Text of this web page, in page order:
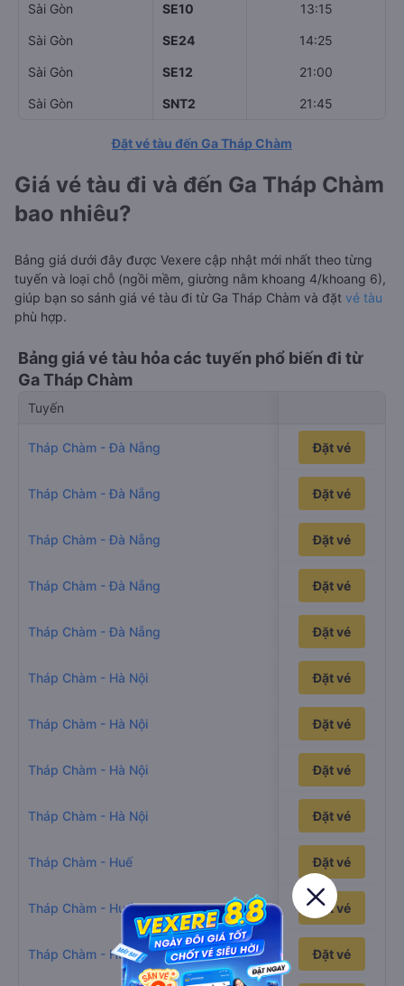
Sài Gòn SE10 13:15
Sài Gòn SE24 14:25
Sài Gòn SE12 21:00
Sài Gòn SNT2 21:45
Đặt vé tàu đến Ga Tháp Chàm
Giá vé tàu đi và đến Ga Tháp Chàm
bao nhiêu?
Bảng giá dưới đây được Vexere cập nhật mới nhất theo từng
tuyến và loại chỗ (ngồi mềm, giường nằm khoang 4/khoang 6),
giúp bạn so sánh giá vé tàu đi từ Ga Tháp Chàm và đặt vé tàu
phù hợp.
Bảng giá vé tàu hỏa các tuyến phổ biến đi từ
Ga Tháp Chàm
Tuyến
Tháp Chàm - Đà Nẵng 12h52p
Đặt vé
Tháp Chàm - Đà Nẵng 11h11p
Đặt vé
Tháp Chàm - Đà Nẵng 13h8pĐặt vé
Tháp Chàm - Đà Nẵng 13h18p
Đặt vé
Tháp Chàm - Đà Nẵng 14h21p
Đặt vé
Tháp Chàm - Hà Nội 30h48p
Đặt vé
Tháp Chàm - Hà Nội 28h10p
Đặt vé
Tháp Chàm - Hà Nội 32h14p
Đặt vé
Tháp Chàm - Hà Nội 35h12p
Đặt vé
Tháp Chàm - Huế 15h39p
Đặt vé
Tháp Chàm - Huế 14h2pĐặt vé
Tháp Chàm - Huế 16h44p
Đặt vé